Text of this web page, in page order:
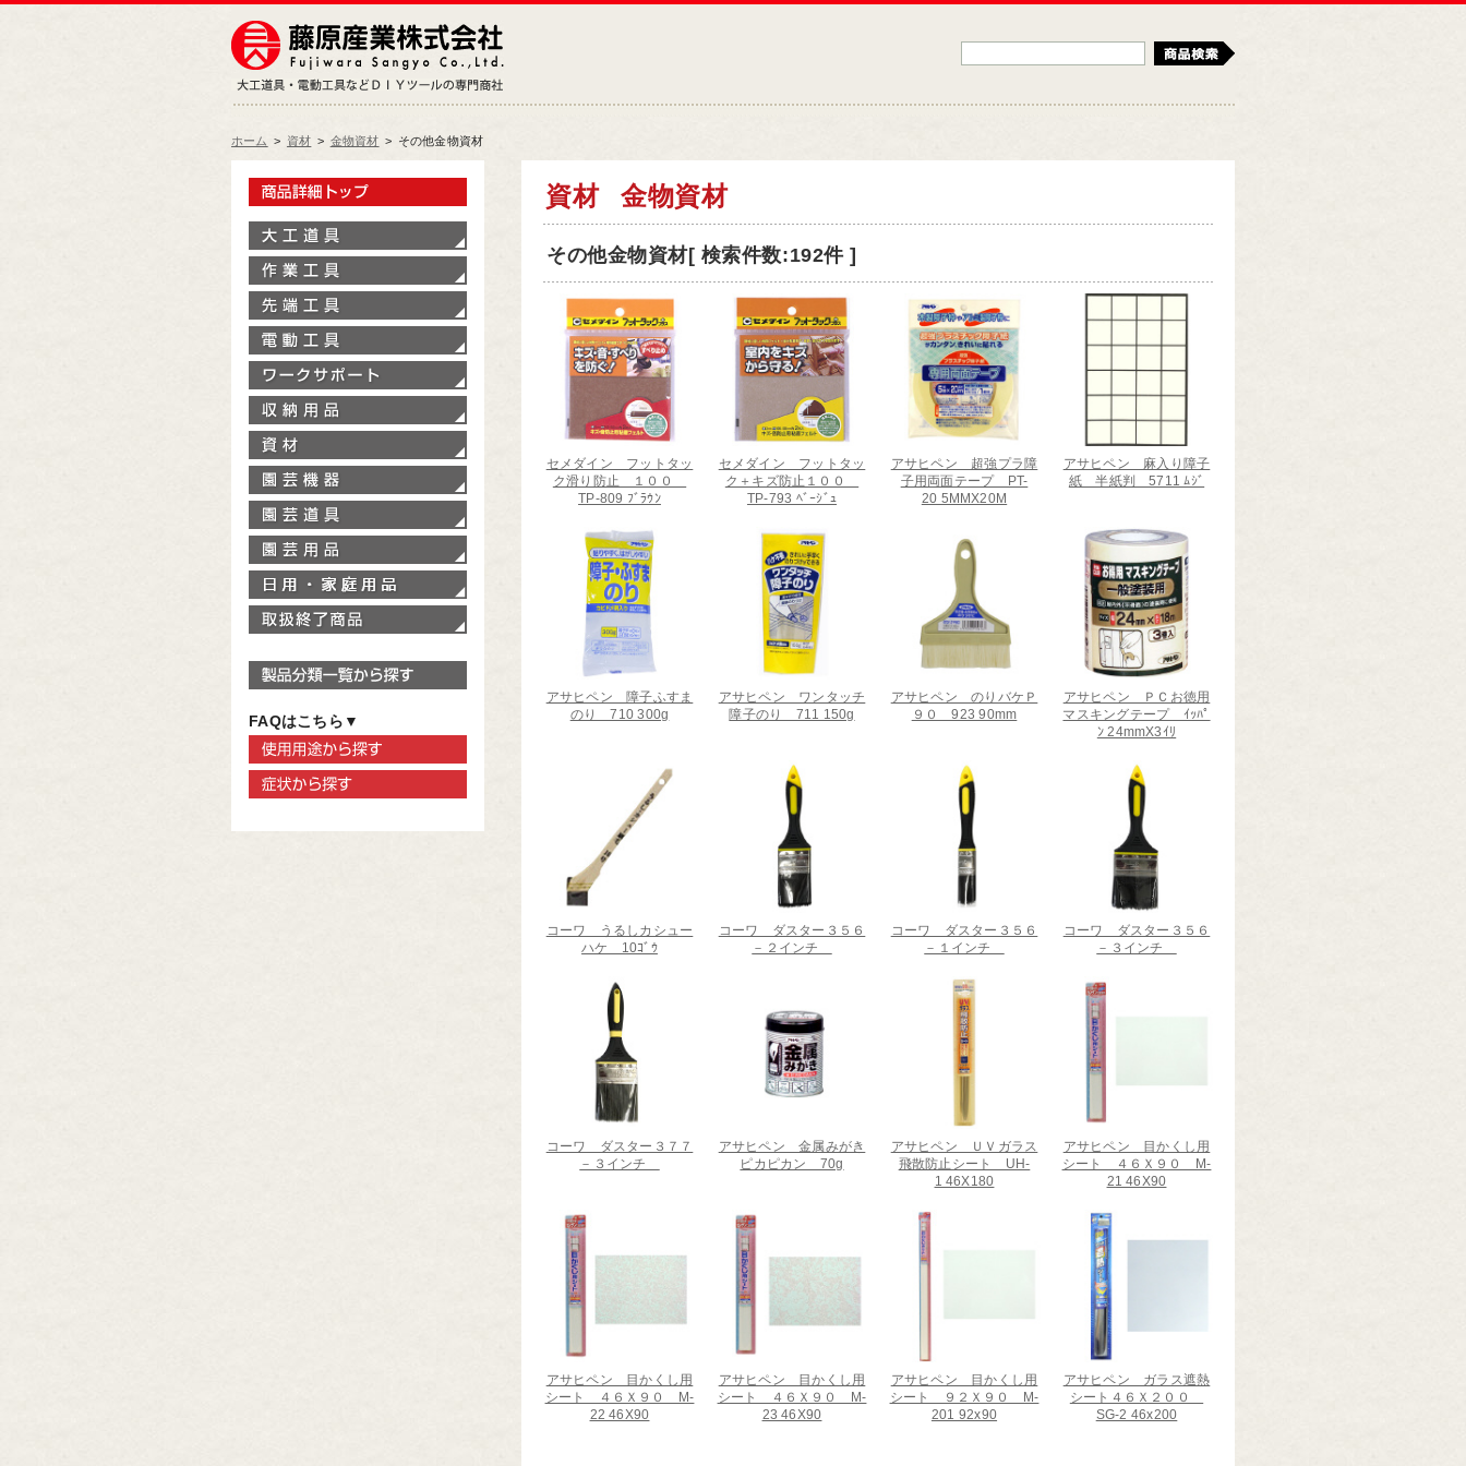
ホーム > 資材 > 金物資材 > その他金物資材
資材 金物資材
その他金物資材[ 検索件数:192件 ]
セメダイン フットタッ
ク滑り防止 １００
TP-809 ﾌﾞﾗｳﾝ
セメダイン フットタッ
ク＋キズ防止１００
TP-793 ﾍﾞｰｼﾞｭ
アサヒペン 超強プラ障
子用両面テープ PT-
20 5MMX20M
アサヒペン 麻入り障子
紙 半紙判 5711 ﾑｼﾞ
アサヒペン 障子ふすま
のり 710 300g
アサヒペン ワンタッチ
障子のり 711 150g
アサヒペン のりバケＰ
９０ 923 90mm
アサヒペン ＰＣお徳用
マスキングテープ ｲｯﾊﾟ
ﾝ 24mmX3ｲﾘ
コーワ うるしカシュー
ハケ 10ｺﾞｳ
コーワ ダスター３５６
－２インチ
コーワ ダスター３５６
－１インチ
コーワ ダスター３５６
－３インチ
コーワ ダスター３７７
－３インチ
アサヒペン 金属みがき
ピカピカン 70g
アサヒペン ＵＶガラス
飛散防止シート UH-
1 46X180
アサヒペン 目かくし用
シート ４６Ｘ９０ M-
21 46X90
アサヒペン 目かくし用
シート ４６Ｘ９０ M-
22 46X90
アサヒペン 目かくし用
シート ４６Ｘ９０ M-
23 46X90
アサヒペン 目かくし用
シート ９２Ｘ９０ M-
201 92x90
アサヒペン ガラス遮熱
シート４６Ｘ２００
SG-2 46x200
製品情報トップ
FAQはこちら▼